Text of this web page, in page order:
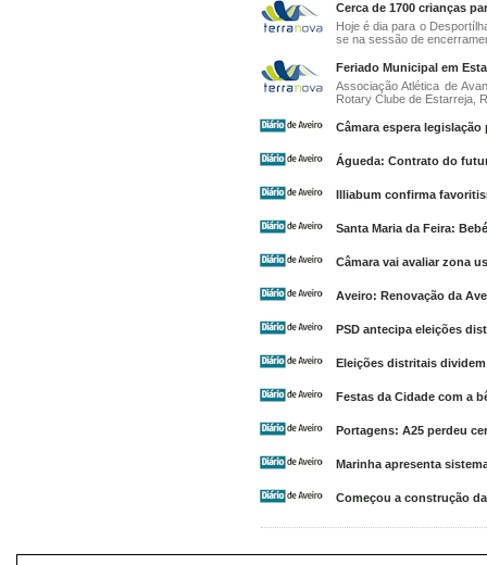
Cerca de 1700 crianças
Hoje é dia para o
se na sessão de
Feriado Municipal em
Associação Atlética de
Rotary Clube de Estarreja,
Câmara espera
Águeda: Contrato do
Illiabum confirma
Santa Maria da Feira:
Câmara vai avaliar zona
Aveiro: Renovação da
PSD antecipa eleições
Eleições distritais dividem
Festas da Cidade com a
Portagens: A25 perdeu
Marinha apresenta
Começou a construção